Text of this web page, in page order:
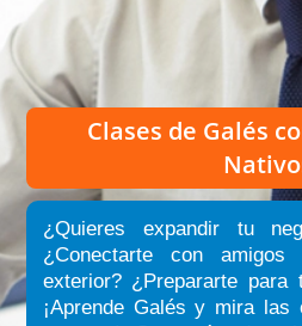
Clases de Galés
¿Quieres expandir tu
¿Conectarte con
exterior? ¿Prepararte para
¡Aprende Galés y mira las